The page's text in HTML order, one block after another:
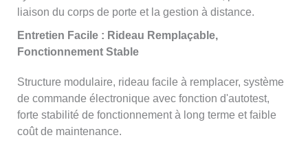
liaison du corps de porte et la gestion à distance.
Entretien Facile : Rideau Remplaçable,
Fonctionnement Stable
Structure modulaire, rideau facile à remplacer, système
de commande électronique avec fonction d'autotest,
forte stabilité de fonctionnement à long terme et faible
coût de maintenance.